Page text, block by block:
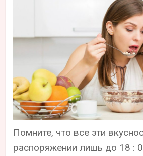
Помните, что все эти
распоряжении лишь до 18 :